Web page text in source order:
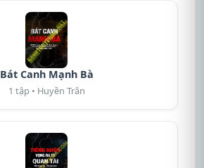
Bát Canh Mạnh Bà
1 tập • Huyền Trân